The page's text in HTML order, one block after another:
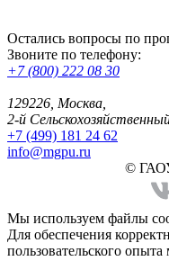
Остались вопросы по
Звоните по телефону:
+7 (800) 222 08 30
129226, Москва,
2-й
+7 (499) 181 24 62
info@mgpu.ru
©
Мы используем файлы
Для обеспечения
пользовательского